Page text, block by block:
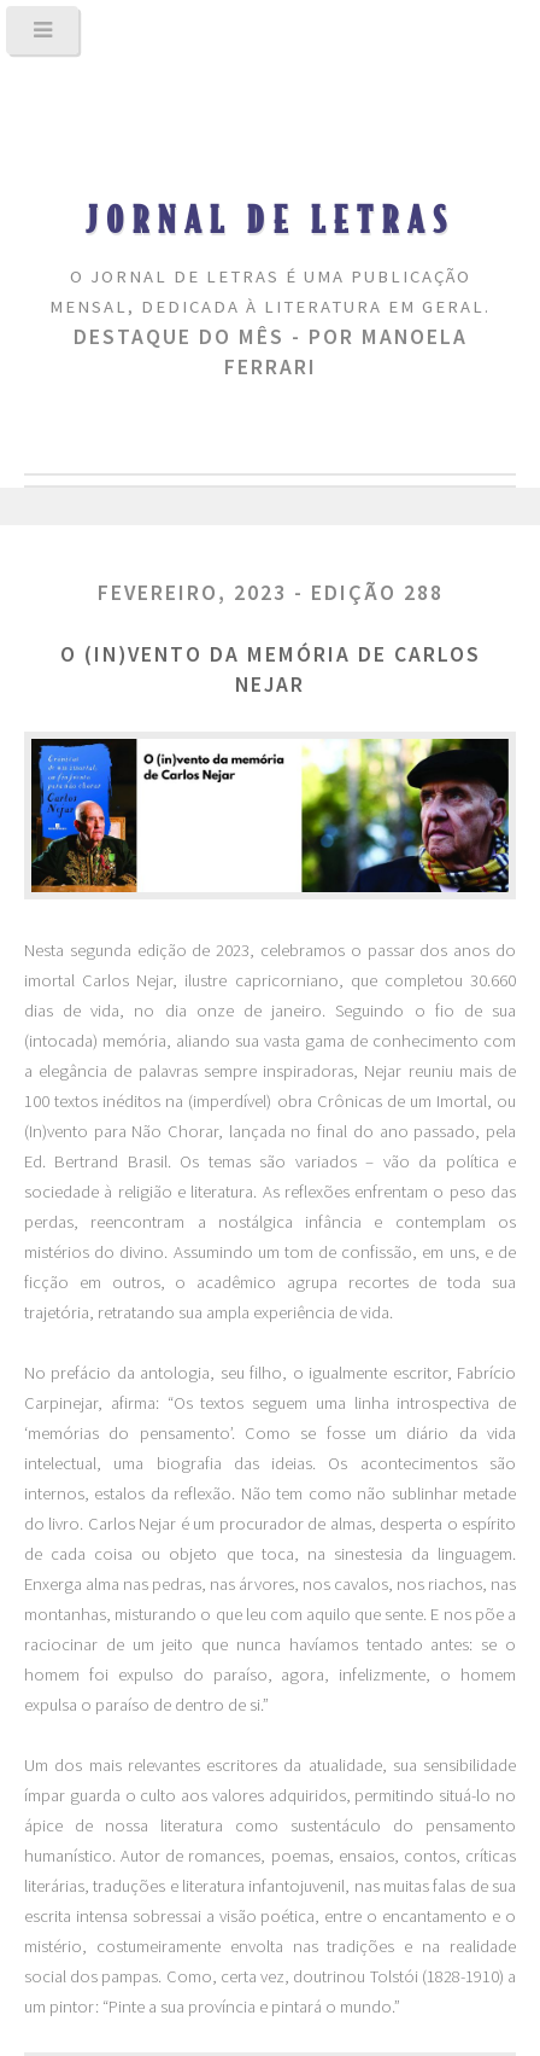
JORNAL DE LETRAS
O JORNAL DE LETRAS É UMA PUBLICAÇÃO
MENSAL, DEDICADA À LITERATURA EM GERAL.
DESTAQUE DO MÊS - POR MANOELA
FERRARI
FEVEREIRO, 2023 - EDIÇÃO 288
O (IN)VENTO DA MEMÓRIA DE CARLOS
NEJAR
Nesta segunda edição de 2023, celebramos o passar dos anos do
imortal Carlos Nejar, ilustre capricorniano, que completou 30.660
dias de vida, no dia onze de janeiro. Seguindo o fio de sua
(intocada) memória, aliando sua vasta gama de conhecimento com
a elegância de palavras sempre inspiradoras, Nejar reuniu mais de
100 textos inéditos na (imperdível) obra Crônicas de um Imortal, ou
(In)vento para Não Chorar, lançada no final do ano passado, pela
Ed. Bertrand Brasil. Os temas são variados – vão da política e
sociedade à religião e literatura. As reflexões enfrentam o peso das
perdas, reencontram a nostálgica infância e contemplam os
mistérios do divino. Assumindo um tom de confissão, em uns, e de
ficção em outros, o acadêmico agrupa recortes de toda sua
trajetória, retratando sua ampla experiência de vida.
No prefácio da antologia, seu filho, o igualmente escritor, Fabrício
Carpinejar, afirma: “Os textos seguem uma linha introspectiva de
‘memórias do pensamento’. Como se fosse um diário da vida
intelectual, uma biografia das ideias. Os acontecimentos são
internos, estalos da reflexão. Não tem como não sublinhar metade
do livro. Carlos Nejar é um procurador de almas, desperta o espírito
de cada coisa ou objeto que toca, na sinestesia da linguagem.
Enxerga alma nas pedras, nas árvores, nos cavalos, nos riachos, nas
montanhas, misturando o que leu com aquilo que sente. E nos põe a
raciocinar de um jeito que nunca havíamos tentado antes: se o
homem foi expulso do paraíso, agora, infelizmente, o homem
expulsa o paraíso de dentro de si.”
Um dos mais relevantes escritores da atualidade, sua sensibilidade
ímpar guarda o culto aos valores adquiridos, permitindo situá-lo no
ápice de nossa literatura como sustentáculo do pensamento
humanístico. Autor de romances, poemas, ensaios, contos, críticas
literárias, traduções e literatura infantojuvenil, nas muitas falas de sua
escrita intensa sobressai a visão poética, entre o encantamento e o
mistério, costumeiramente envolta nas tradições e na realidade
social dos pampas. Como, certa vez, doutrinou Tolstói (1828-1910) a
um pintor: “Pinte a sua província e pintará o mundo.”